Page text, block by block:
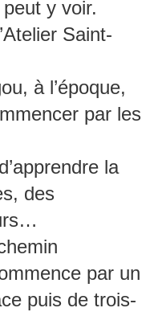
y voir.
Saint-
à l’époque,
par les
la
des
par un
puis de trois-